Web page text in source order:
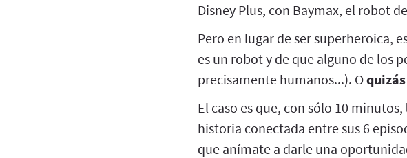
Disney Plus, con Baymax, el robot
Pero en lugar de ser superheroica,
es un robot y de que alguno de los
precisamente humanos...). O
El caso es que, con sólo 10 minutos,
historia conectada entre sus 6
que anímate a darle una